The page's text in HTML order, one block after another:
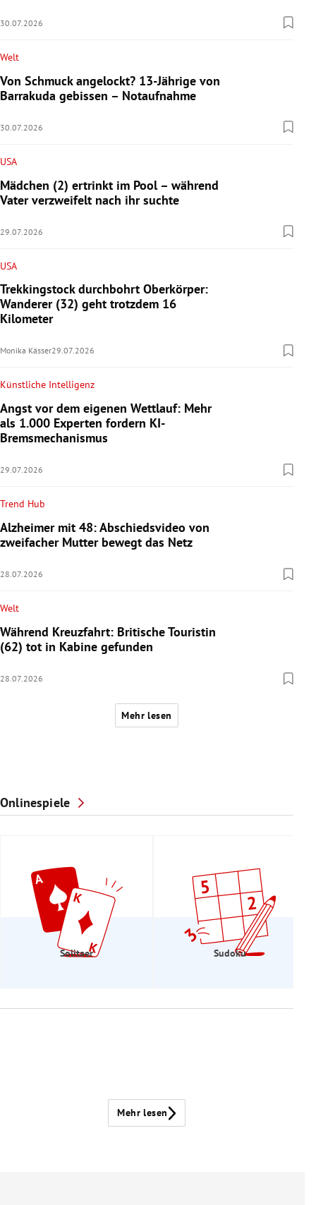
30.07.2026
Welt
Von Schmuck angelockt? 13-Jährige von
Barrakuda gebissen – Notaufnahme
30.07.2026
USA
Mädchen (2) ertrinkt im Pool – während
Vater verzweifelt nach ihr suchte
29.07.2026
USA
Trekkingstock durchbohrt Oberkörper:
Wanderer (32) geht trotzdem 16
Kilometer
Monika Kässer29.07.2026
Künstliche Intelligenz
Angst vor dem eigenen Wettlauf: Mehr
als 1.000 Experten fordern KI-
Bremsmechanismus
29.07.2026
Trend Hub
Alzheimer mit 48: Abschiedsvideo von
zweifacher Mutter bewegt das Netz
28.07.2026
Welt
Während Kreuzfahrt: Britische Touristin
(62) tot in Kabine gefunden
28.07.2026
Mehr lesen
Onlinespiele
Solitaer Sudoku
Mehr lesen